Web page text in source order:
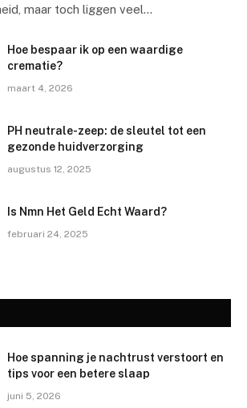
maar toch liggen veel…
Hoe bespaar ik op een waardige
crematie?
maart 4, 2026
PH neutrale-zeep: de sleutel tot een
gezonde huidverzorging
augustus 12, 2025
Is Nmn Het Geld Echt Waard?
februari 24, 2025
Hoe spanning je nachtrust verstoort en
tips voor een betere slaap
juni 5, 2026